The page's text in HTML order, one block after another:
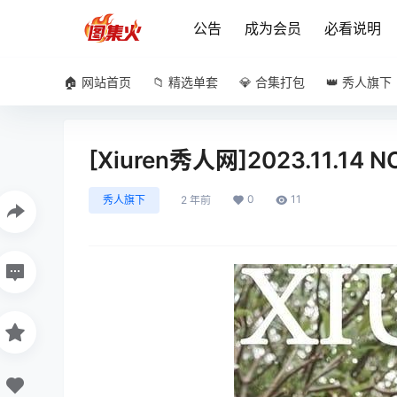
公告 成为会员 必看说明
🏠 网站首页 📁 精选单套 💎 合集打包 👑 秀人旗下
[Xiuren秀人网]2023.11.14
秀人旗下 2 年前 0 11